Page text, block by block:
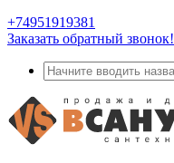
+74951919381
Заказать обратный звонок!